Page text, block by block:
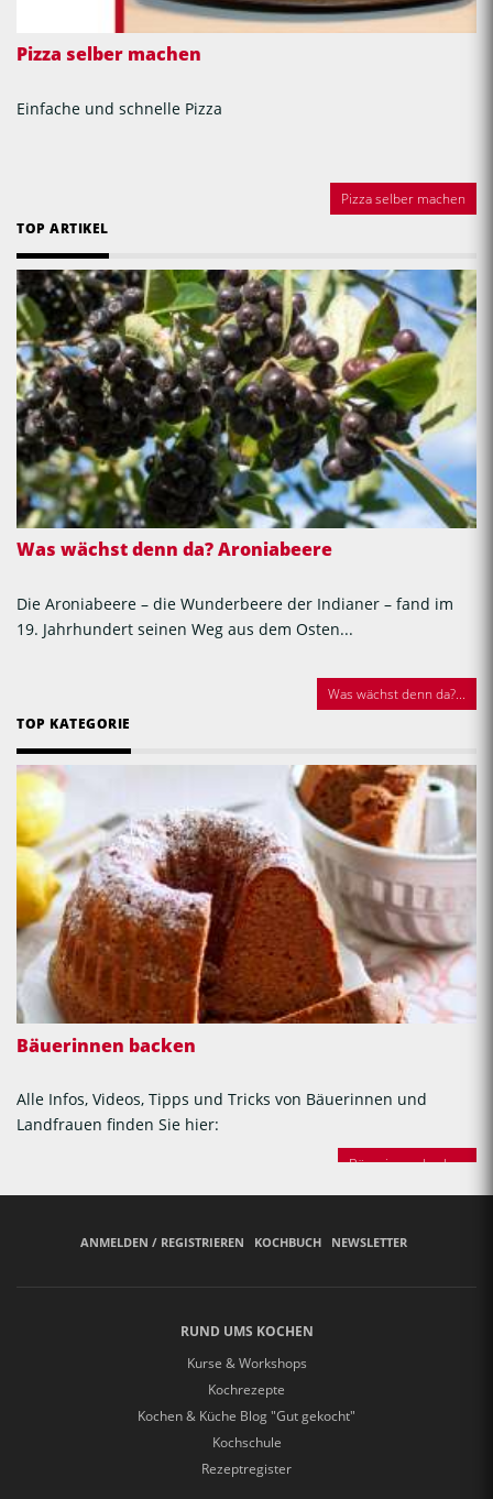
Pizza selber machen
Einfache und schnelle Pizza
Pizza selber machen
TOP ARTIKEL
Was wächst denn da? Aroniabeere
Die Aroniabeere – die Wunderbeere der Indianer – fand im
19. Jahrhundert seinen Weg aus dem Osten...
Was wächst denn da?...
TOP KATEGORIE
Bäuerinnen backen
Alle Infos, Videos, Tipps und Tricks von Bäuerinnen und
Landfrauen finden Sie hier:
Bäuerinnen backen
ANMELDEN / REGISTRIEREN KOCHBUCH NEWSLETTER
RUND UMS KOCHEN
Kurse & Workshops
Kochrezepte
Kochen & Küche Blog "Gut gekocht"
Kochschule
Rezeptregister